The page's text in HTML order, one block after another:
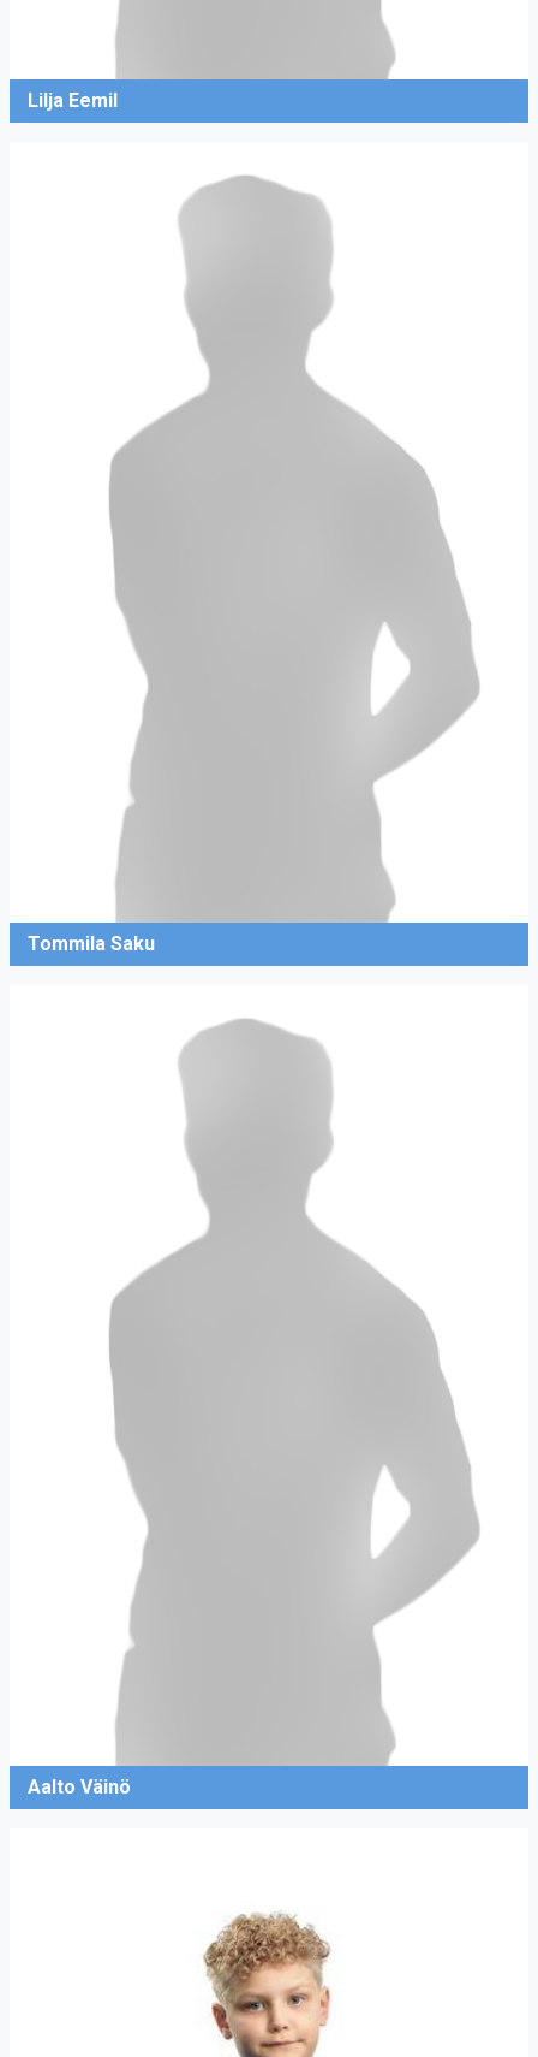
Lilja Eemil
Tommila Saku
Aalto Väinö